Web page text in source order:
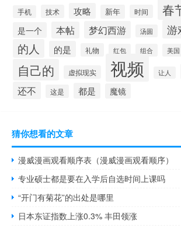
手机 技术 攻略 新年 时间 春
是一个
本帖 梦幻西游 汤圆 游
的人 的是 礼物 红包 组合 美国
自己的 虚拟现实 视频 让人
还不 这是 都是 魔镜
猜你想看的文章
漫威漫画观看顺序表（漫威漫画观看顺序）
专业硕士都是要在入学后自选时间上课吗
“开门有菊花”的出处是哪里
日本东证指数上涨0.3% 丰田领涨